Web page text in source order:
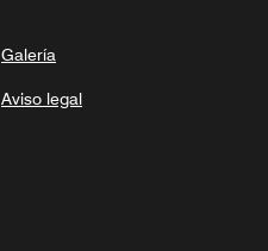
Galería
Aviso legal